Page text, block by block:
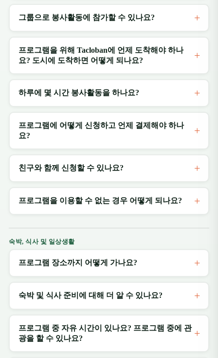
그룹으로 봉사활동에 참가할 수 있나요?
프로그램을 위해 Tacloban에 언제 도착해야 하나
요? 도시에 도착하면 어떻게 되나요?
하루에 몇 시간 봉사활동을 하나요?
프로그램에 어떻게 신청하고 언제 결제해야 하나
요?
친구와 함께 신청할 수 있나요?
프로그램을 이용할 수 없는 경우 어떻게 되나요?
숙박, 식사 및 일상생활
프로그램 장소까지 어떻게 가나요?
숙박 및 식사 준비에 대해 더 알 수 있나요?
프로그램 중 자유 시간이 있나요? 프로그램 중에 관
광을 할 수 있나요?